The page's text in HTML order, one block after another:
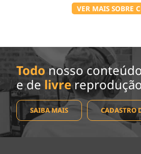
VER MAIS SOBRE
Todo nosso
e de livre
SAIBA MAIS CADASTRO